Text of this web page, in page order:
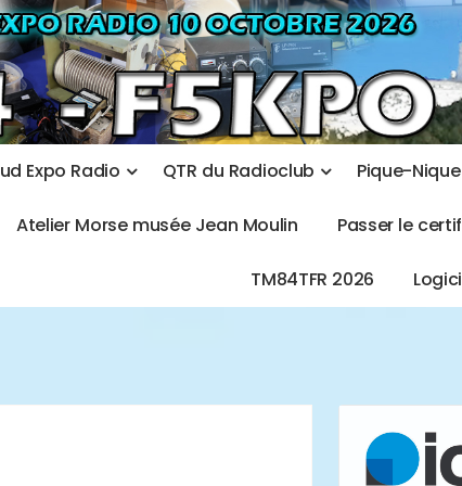
ud Expo Radio QTR du Radioclub Pique-Nique
Atelier Morse musée Jean Moulin Passer le certif
TM84TFR 2026 Logici